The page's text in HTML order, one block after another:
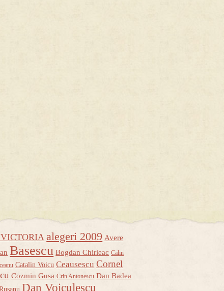
alegeri 2009 Avere
Basescu Bogdan Chirieac Calin
Catalin Voicu Ceausescu Cornel
Cozmin Gusa Crin Antonescu Dan Badea
Dan Voiculescu